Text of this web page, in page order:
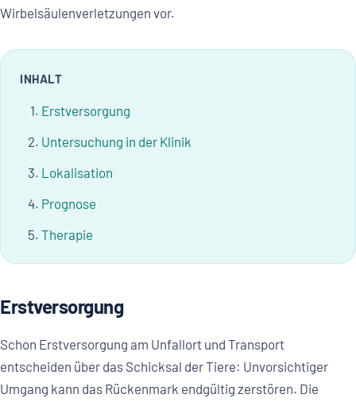
Wirbelsäulenverletzungen vor.
INHALT
Erstversorgung
Untersuchung in der Klinik
Lokalisation
Prognose
Therapie
Erstversorgung
Schon Erstversorgung am Unfallort und Transport
entscheiden über das Schicksal der Tiere: Unvorsichtiger
Umgang kann das Rückenmark endgültig zerstören. Die